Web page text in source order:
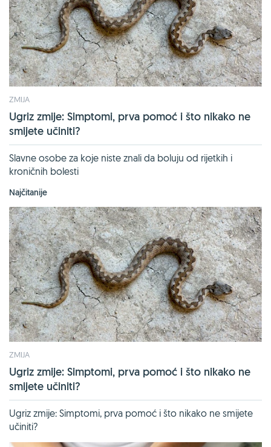
ZMIJA
Ugriz zmije: Simptomi, prva pomoć i što nikako ne
smijete učiniti?
Slavne osobe za koje niste znali da boluju od rijetkih i
kroničnih bolesti
Najčitanije
ZMIJA
Ugriz zmije: Simptomi, prva pomoć i što nikako ne
smijete učiniti?
Ugriz zmije: Simptomi, prva pomoć i što nikako ne smijete
učiniti?